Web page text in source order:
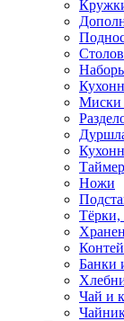
Миски
Ножи
Тёрки,
Банки
Чай и